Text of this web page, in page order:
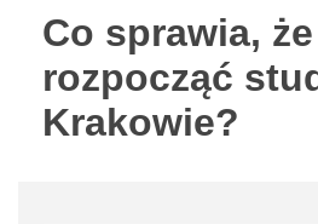
Co sprawia,
rozpocząć
Krakowie?